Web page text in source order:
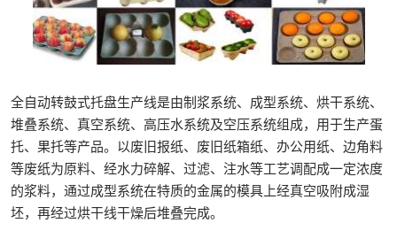
全自动转鼓式托盘生产线是由制浆系统、成型系统、烘干系统、
堆叠系统、真空系统、高压水系统及空压系统组成，用于生产蛋
托、果托等产品。以废旧报纸、废旧纸箱纸、办公用纸、边角料
等废纸为原料、经水力碎解、过滤、注水等工艺调配成一定浓度
的浆料，通过成型系统在特质的金属的模具上经真空吸附成湿
坯，再经过烘干线干燥后堆叠完成。